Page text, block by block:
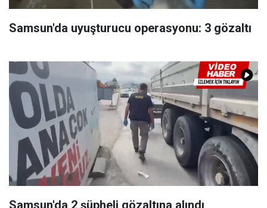
Samsun'da uyuşturucu operasyonu: 3 gözaltı
Samsun'da 2 şüpheli gözaltına alındı